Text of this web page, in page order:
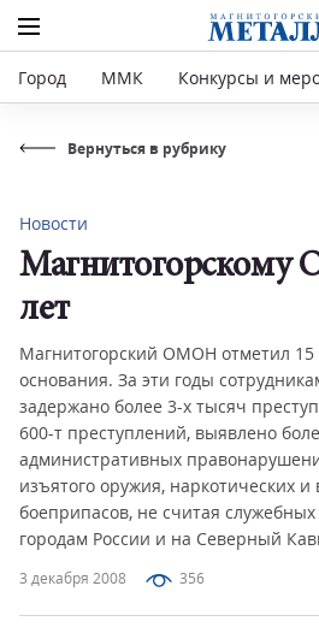
Город ММК Конкурсы и
Вернуться в рубрику
3 декабря 2008 356
Новости
лет
Магнитогорский ОМОН отметил 15
основания. За эти годы
задержано более 3-х тысяч
600-т преступлений, выявлено
административных
изъятого оружия, наркотических
боеприпасов, не считая
городам России и на Северный